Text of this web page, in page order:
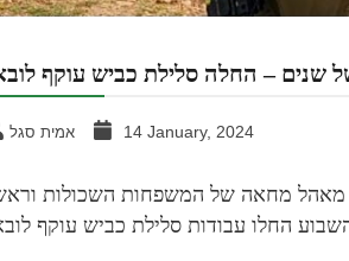
– החלה סלילת כביש עוקף
אמית סגל 14 January, 2024
מחאה של המשפחות השכולות